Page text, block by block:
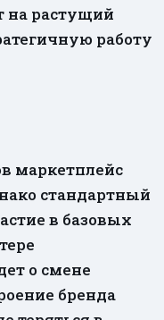
на растущий
работу
маркетплейс
стандартный
в базовых
о смене
бренда